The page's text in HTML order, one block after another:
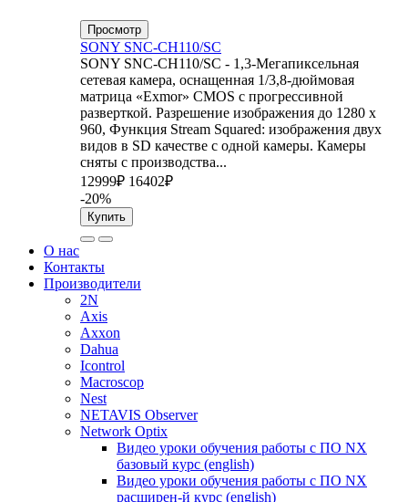
Просмотр
SONY SNC-CH110/SC
SONY SNC-CH110/SC - 1,3-Мегапиксельная
сетевая камера, оснащенная 1/3,8-дюймовая
матрица «Exmor» CMOS с прогрессивной
разверткой. Разрешение изображения до 1280 x
960, Функция Stream Squared: изображения двух
видов в SD качестве с одной камеры. Камеры
сняты с производства...
12999₽ 16402₽
-20%
Купить
О нас
Контакты
Производители
2N
Axis
Axxon
Dahua
Icontrol
Macroscop
Nest
NETAVIS Observer
Network Optix
Видео уроки обучения работы с ПО NX
базовый курс (english)
Видео уроки обучения работы с ПО NX
расширен-й курс (english)